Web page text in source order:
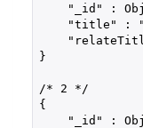
"_id" :
"title" :
}
/* 2 */
{
"_id" :